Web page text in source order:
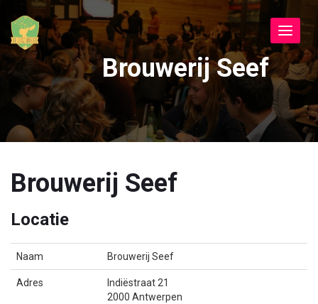
Toggle
Brouwerij Seef
Brouwerij Seef
Locatie
Naam Brouwerij Seef
Adres
Indiëstraat 21
2000 Antwerpen